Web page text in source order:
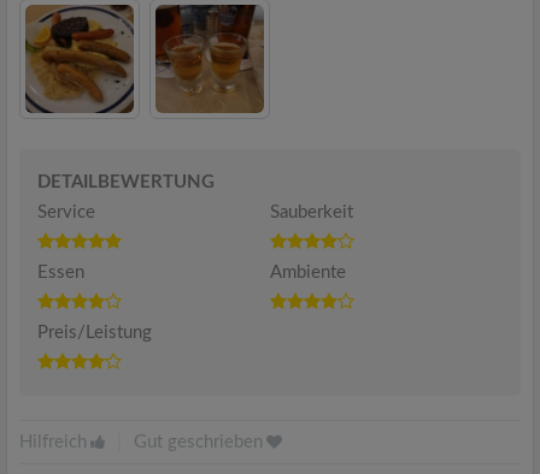
DETAILBEWERTUNG
Service
Sauberkeit
Essen Ambiente
Preis/Leistung
Hilfreich Gut geschrieben